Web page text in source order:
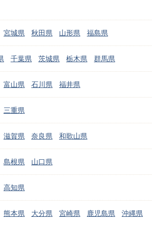
宮城県 秋田県 山形県 福島県
千葉県 茨城県 栃木県 群馬県
富山県 石川県 福井県
三重県
滋賀県 奈良県 和歌山県
島根県 山口県
高知県
熊本県 大分県 宮崎県 鹿児島県 沖縄県